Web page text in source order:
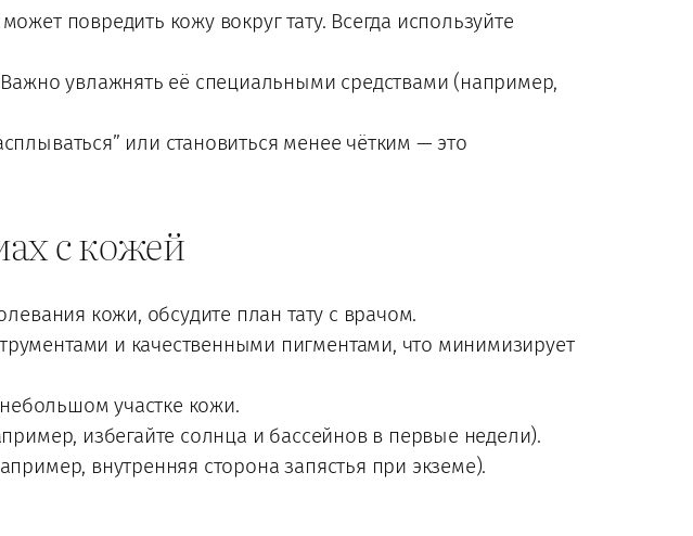
повредить кожу вокруг тату. Всегда используйте
увлажнять её специальными средствами (например,
или становиться менее чётким — это
с кожей
кожи, обсудите план тату с врачом.
и качественными пигментами, что минимизирует
участке кожи.
избегайте солнца и бассейнов в первые недели).
внутренняя сторона запястья при экземе).